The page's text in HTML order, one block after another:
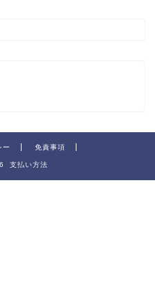
ー 免責事項
支払い方法